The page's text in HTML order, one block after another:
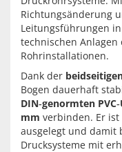
Richtungsänderung
Leitungsführungen
technischen
Rohrinstallationen.
Dank der
Bogen dauerhaft
DIN‑genormten
mm verbinden. Er
ausgelegt und damit
Drucksysteme mit